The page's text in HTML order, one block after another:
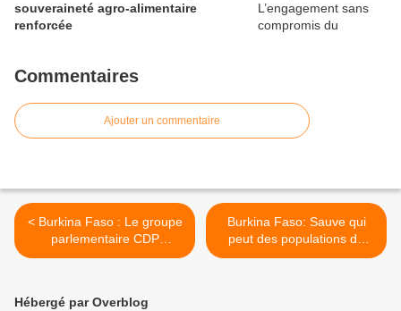
souveraineté agro-alimentaire
renforcée
Commentaires
Ajouter un commentaire
< Burkina Faso : Le groupe
parlementaire CDP
demande au gouvernement
Burkina Faso: Sauve qui
peut des populations de
plusieurs villages de la
Hébergé par Overblog